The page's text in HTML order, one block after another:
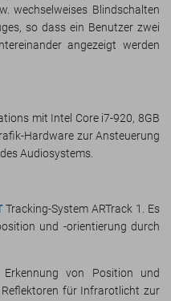
wechselweises Blindschalten
so dass ein Benutzer zwei
angezeigt werden
mit Intel Core i7-920, 8GB
Hardware zur Ansteuerung
Audiosystems.
Tracking-System ARTrack 1. Es
und -orientierung durch
von Position und
für Infrarotlicht zur